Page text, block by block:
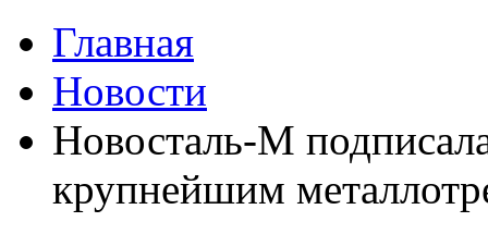
Главная
Новости
Новосталь-М
крупнейшим